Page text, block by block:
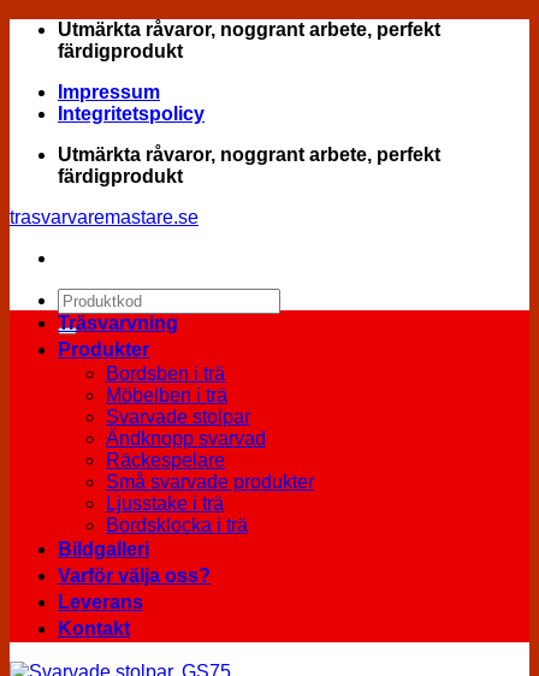
Skip
Utmärkta råvaror, noggrant arbete, perfekt
färdigprodukt
Impressum
Integritetspolicy
Utmärkta råvaror, noggrant arbete, perfekt
färdigprodukt
trasvarvaremastare.se
Sök
efter:
Träsvarvning
Produkter
Bordsben i trä
Möbelben i trä
Svarvade stolpar
Ändknopp svarvad
Räckespelare
Små svarvade produkter
Ljusstake i trä
Bordsklocka i trä
Bildgalleri
Varför välja oss?
Leverans
Kontakt